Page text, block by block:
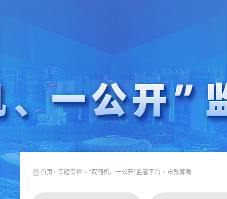
首页 > 专题专栏 > “双随机、一公开”监管平台 > 市教育局